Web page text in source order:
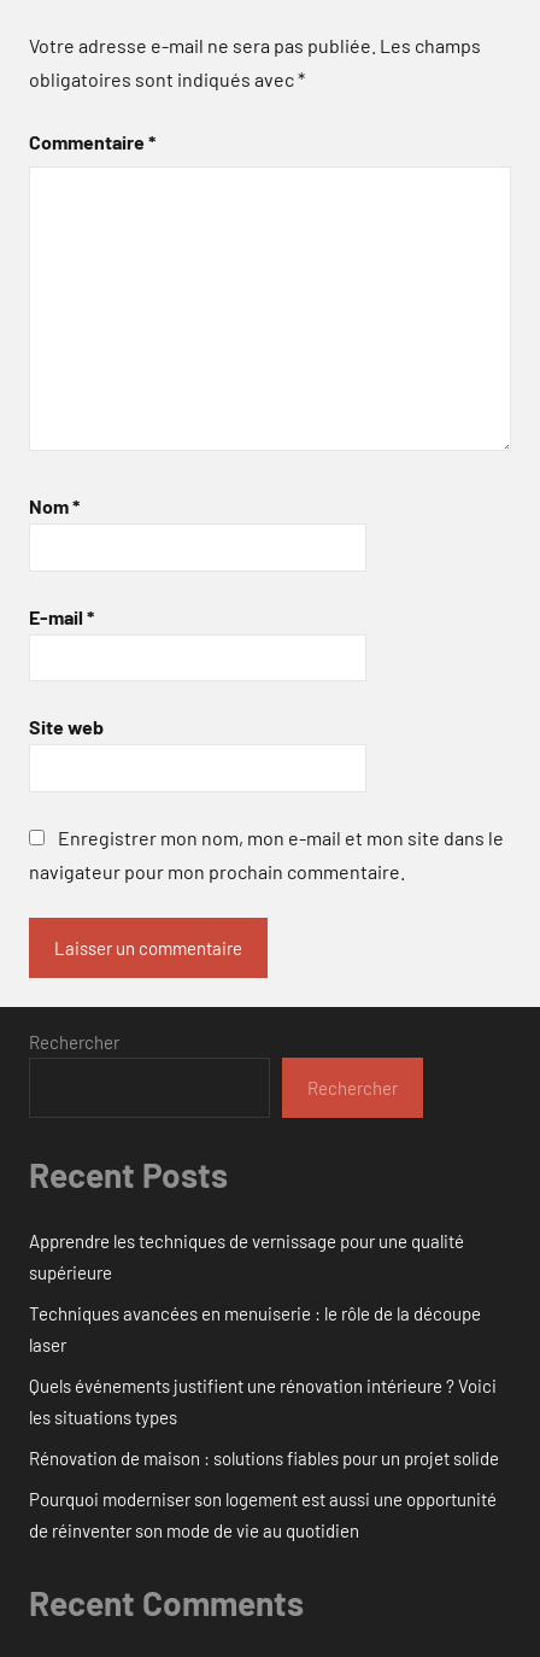
Votre adresse e-mail ne sera pas publiée. Les champs
obligatoires sont indiqués avec*
Commentaire*
Nom*
E-mail *
Site web
Enregistrer mon nom, mon e-mail et mon site dans le
navigateur pour mon prochain commentaire.
Rechercher
Rechercher
Recent Posts
Apprendre les techniques de vernissage pour une qualité
supérieure
Techniques avancées en menuiserie : le rôle de la découpe
laser
Quels événements justifient une rénovation intérieure ? Voici
les situations types
Rénovation de maison : solutions fiables pour un projet solide
Pourquoi moderniser son logement est aussi une opportunité
de réinventer son mode de vie au quotidien
Recent Comments